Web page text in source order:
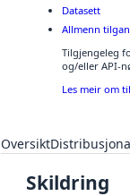
Datasett
Allmenn
Tilgjengeleg
og/eller API-
Les meir om
Oversikt
Skildring